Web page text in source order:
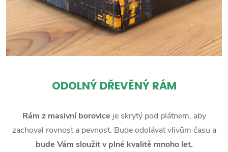
ODOLNÝ DŘEVĚNÝ RÁM
Rám z masivní borovice je skrytý pod plátnem, aby
zachoval rovnost a pevnost. Bude odolávat vlivům času a
bude Vám sloužit v plné kvalitě mnoho let.